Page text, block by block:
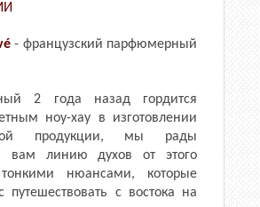
- французский парфюмерный
2 года назад гордится
ноу-хау в изготовлении
продукции, мы рады
вам линию духов от этого
нюансами, которые
путешествовать с востока на